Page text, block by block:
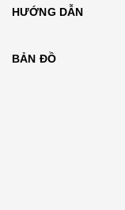
HƯỚNG DẪN
BẢN ĐỒ